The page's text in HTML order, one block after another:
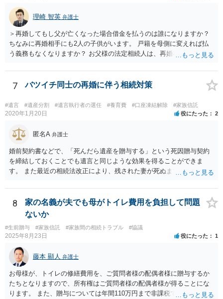
理崎 智英 弁護士
＞再婚してもし父が亡くなった場合借金を払うのは誰になりますか？
ちなみに再婚相手にも2人の子供がいます。 戸籍を母側に変えれば払
う義務もなくなりますか？ お父様の法定相続人は、再婚相手とご相談
戸籍がどこにあるのかは関係ありません。 ただし、お父様が亡くなっ
たことを知ってから３か月以内に家庭裁判所にて「相続放棄」の手続
7 バツイチ同士の再婚に伴う相続対策
#遺言 #遺産分割 #遺言執行者の選任 #養育費 #口座凍結解除 #家族信託
2020年1月20日 役にたった 2
匿名A 弁護士
婚前契約書などで、「死んだら遺産を贈与する」という死因贈与契約
を締結しておくことでも遺言と同じような効果を得ることができま
す。 また最近の相続法改正により、残された妻が死ぬまで家に住み続
で、その制度を活用する方法も考えられます。 もし契約書の作成まで
視野に入れておられる場合は、お近くの弁護士、できれば相続に強い
弁護士にご相談なさるとよいでしょう。
8
家の名義が夫でも母がトイレ費用を負担して問題
ないか
#生前贈与 #家族信託 #家族間の相続トラブル #協議
2025年8月23日 役にたった 1
藤本 顯人 弁護士
お母様が、トイレの修繕費用を、ご質問者様の配偶者様に贈与するか
たちとなりますので、所有権はご質問者様の配偶者様が得ることにな
ります。 また、贈与については年間110万円まで非課税であり、トイ